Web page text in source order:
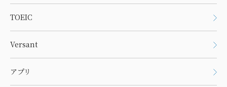
TOEIC
Versant
アプリ